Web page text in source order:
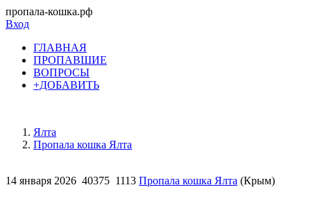
пропала-кошка.рф
Вход
ГЛАВНАЯ
ПРОПАВШИЕ
ВОПРОСЫ
+ДОБАВИТЬ
Ялта
Пропала кошка Ялта
14 января 2026 40375 1113 Пропала кошка Ялта (Крым)